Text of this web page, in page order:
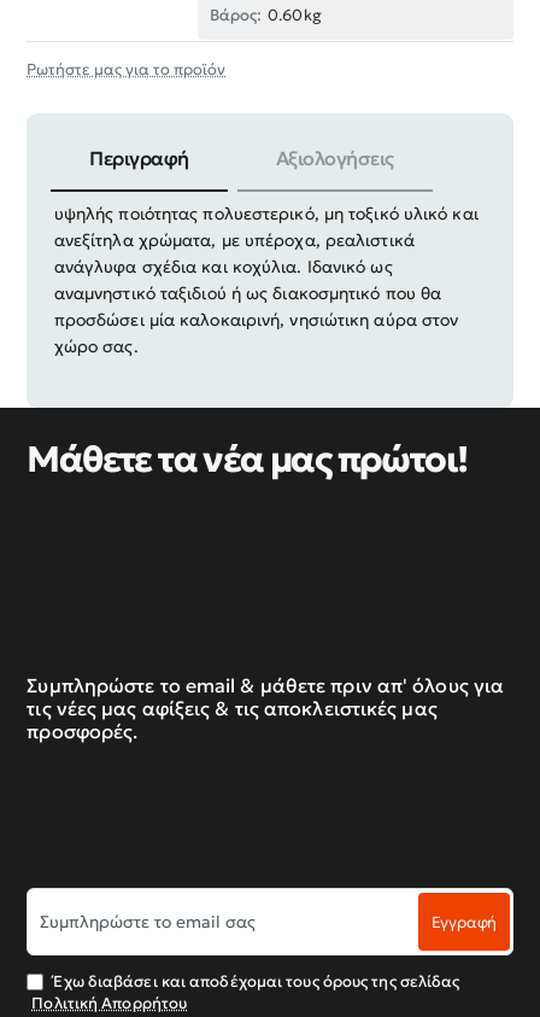
Βάρος: 0.60kg
Ρωτήστε μας για το προϊόν
Περιγραφή Αξιολογήσεις
Χειροποίητο, διακοσμητικό Souvenir Κορνίζα, από
υψηλής ποιότητας πολυεστερικό, μη τοξικό υλικό και
ανεξίτηλα χρώματα, με υπέροχα, ρεαλιστικά
ανάγλυφα σχέδια και κοχύλια. Ιδανικό ως
αναμνηστικό ταξιδιού ή ως διακοσμητικό που θα
προσδώσει μία καλοκαιρινή, νησιώτικη αύρα στον
χώρο σας.
Μάθετε τα νέα μας πρώτοι!
Συμπληρώστε το email & μάθετε πριν απ' όλους για
τις νέες μας αφίξεις & τις αποκλειστικές μας
προσφορές.
Συμπληρώστε
το
email
σας
Εγγραφή
Έχω διαβάσει και αποδέχομαι τους όρους της σελίδας
Πολιτική Απορρήτου